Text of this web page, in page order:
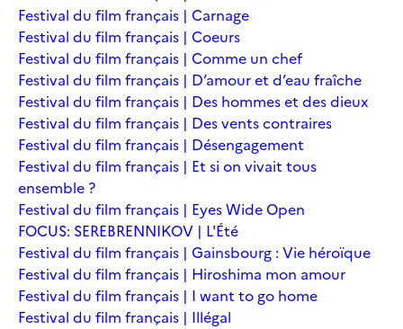
Festival du film français | Carnage
Festival du film français | Coeurs
Festival du film français | Comme un chef
Festival du film français | D’amour et d’eau fraîche
Festival du film français | Des hommes et des dieux
Festival du film français | Des vents contraires
Festival du film français | Désengagement
Festival du film français | Et si on vivait tous
ensemble ?
Festival du film français | Eyes Wide Open
FOCUS: SEREBRENNIKOV | L'Été
Festival du film français | Gainsbourg : Vie héroïque
Festival du film français | Hiroshima mon amour
Festival du film français | I want to go home
Festival du film français | Illégal